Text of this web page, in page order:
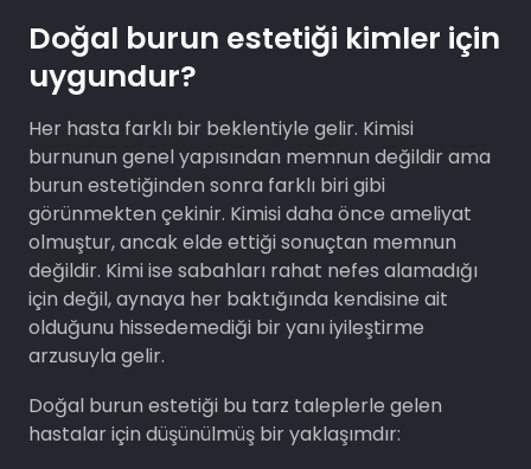
Doğal burun estetiği kimler için
uygundur?
Her hasta farklı bir beklentiyle gelir. Kimisi
burnunun genel yapısından memnun değildir ama
burun estetiğinden sonra farklı biri gibi
görünmekten çekinir. Kimisi daha önce ameliyat
olmuştur, ancak elde ettiği sonuçtan memnun
değildir. Kimi ise sabahları rahat nefes alamadığı
için değil, aynaya her baktığında kendisine ait
olduğunu hissedemediği bir yanı iyileştirme
arzusuyla gelir.
Doğal burun estetiği bu tarz taleplerle gelen
hastalar için düşünülmüş bir yaklaşımdır: